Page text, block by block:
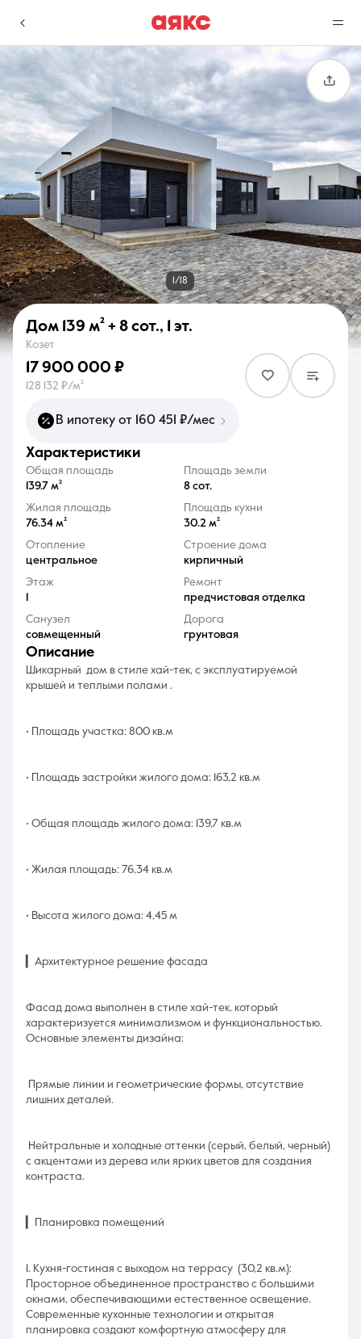
г. Краснодар
Избранное
0 объявлений
Сравнение
0 объявлений
Недвижимость Услуги
О компании
8 (861) 297-00-00
1/18
Дом 139 м² + 8 сот., 1 эт.
Козет
17 900 000 ₽
128 132 ₽/м²
В ипотеку от 160 451 ₽/мес
характеристики
Общая площадь
139.7 м²
Площадь земли
8 сот.
Жилая площадь
76.34 м²
Площадь кухни
30.2 м²
Отопление
центральное
Строение дома
кирпичный
Этаж
Ремонт
предчистовая отделка
Санузел
совмещенный
Дорога
грунтовая
описание
Шикарный дом в стиле хай-тек, с эксплуатируемой
крышей и теплыми полами .
• Площадь участка: 800 кв.м
• Площадь застройки жилого дома: 163,2 кв.м
• Общая площадь жилого дома: 139,7 кв.м
• Жилая площадь: 76,34 кв.м
• Высота жилого дома: 4,45 м
▎Архитектурное решение фасада
Фасад дома выполнен в стиле хай-тек, который
характеризуется минимализмом и функциональностью.
Основные элементы дизайна:
Прямые линии и геометрические формы, отсутствие
лишних деталей.
Нейтральные и холодные оттенки (серый, белый, черный)
с акцентами из дерева или ярких цветов для создания
контраста.
▎Планировка помещений
1. Кухня-гостиная с выходом на террасу (30,2 кв.м):
Просторное объединенное пространство с большими
окнами, обеспечивающими естественное освещение.
Современные кухонные технологии и открытая
планировка создают комфортную атмосферу для